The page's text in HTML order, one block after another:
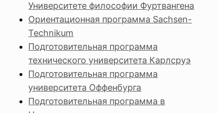
Университете философии Фуртвангена
Ориентационная программа Sachsen-
Technikum
Подготовительная программа
технического университета Карлсруэ
Подготовительная программа
университета Оффенбурга
Подготовительная программа в